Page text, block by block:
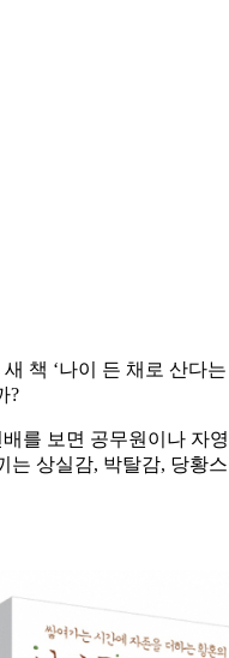
책 ‘나이 든 채로 산다
?
를 보면 공무원이나 자
상실감, 박탈감, 당황